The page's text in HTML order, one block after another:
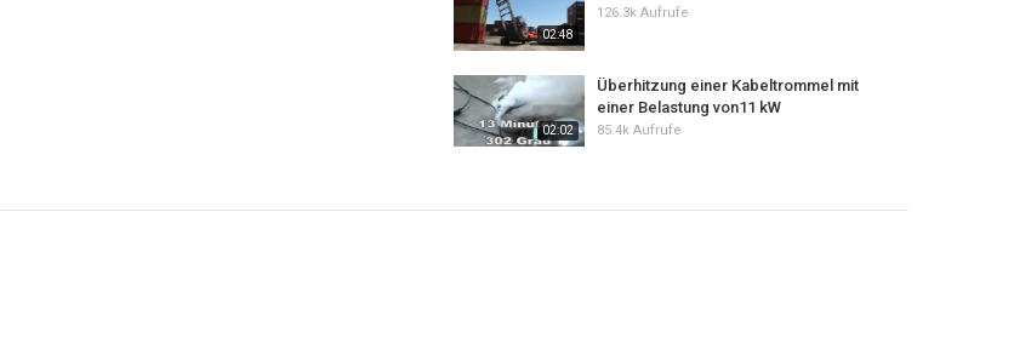
02:48
126.3k Aufrufe
02:02
Überhitzung einer Kabeltrommel mit
einer Belastung von11 kW
85.4k Aufrufe